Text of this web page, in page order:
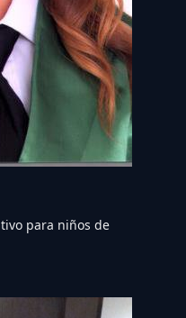
para niños de